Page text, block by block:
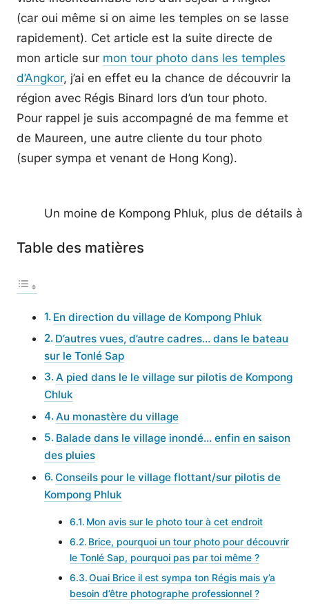
(car oui même si on aime les temples on se lasse
rapidement). Cet article est la suite directe de
mon article sur mon tour photo dans les temples
d’Angkor, j’ai en effet eu la chance de découvrir la
région avec Régis Binard lors d’un tour photo.
Pour rappel je suis accompagné de ma femme et
de Maureen, une autre cliente du tour photo
(super sympa et venant de Hong Kong).
Un moine de Kompong Phluk, plus de détails à
Table des matières
En direction du village de Kompong Phluk
D’autres vues, d’autre cadres… dans le bateau
sur le Tonlé Sap
A pied dans le le village sur pilotis de Kompong
Chluk
Au monastère du village
Balade dans le village inondé… enfin en saison
des pluies
Conseils pour le village flottant/sur pilotis de
Kompong Phluk
Mon avis sur le photo tour à cet endroit
Brice, pourquoi un tour photo pour découvrir
le Tonlé Sap, pourquoi pas par toi même ?
Ouai Brice il est sympa ton Régis mais y’a
besoin d’être photographe professionnel ?